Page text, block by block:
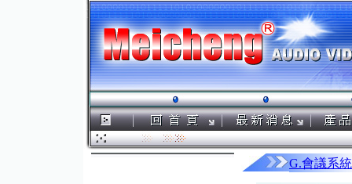
G.會議系統